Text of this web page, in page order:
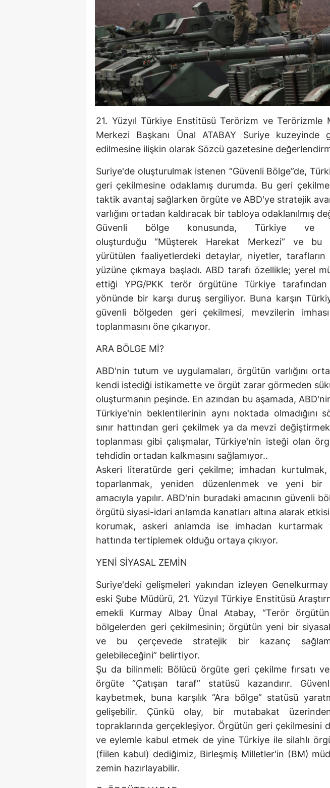
21. Yüzyıl Türkiye Enstitüsü Terörizm ve Terörizmle
Merkezi Başkanı Ünal ATABAY Suriye kuzeyinde
edilmesine ilişkin olarak Sözcü gazetesine
Suriye'de oluşturulmak istenen “Güvenli Bölge”de,
geri çekilmesine odaklamış durumda. Bu geri
taktik avantaj sağlarken örgüte ve ABD'ye stratejik
varlığını ortadan kaldıracak bir tabloya odaklanılmış
Güvenli bölge konusunda, Türkiye ve
oluşturduğu “Müşterek Harekat Merkezi” ve bu
yürütülen faaliyetlerdeki detaylar, niyetler,
yüzüne çıkmaya başladı. ABD tarafı özellikle; yerel
ettiği YPG/PKK terör örgütüne Türkiye
yönünde bir karşı duruş sergiliyor. Buna karşın
güvenli bölgeden geri çekilmesi, mevzilerin
toplanmasını öne çıkarıyor.
ARA BÖLGE Mİ?
ABD'nin tutum ve uygulamaları, örgütün varlığını
kendi istediği istikamette ve örgüt zarar görmeden
oluşturmanın peşinde. En azından bu aşamada,
Türkiye'nin beklentilerinin aynı noktada olmadığını
sınır hattından geri çekilmek ya da mevzi
toplanması gibi çalışmalar, Türkiye'nin isteği olan
tehdidin ortadan kalkmasını sağlamıyor..
Askeri literatürde geri çekilme; imhadan
toparlanmak, yeniden düzenlenmek ve yeni bir
amacıyla yapılır. ABD'nin buradaki amacının güvenli
örgütü siyasi-idari anlamda kanatları altına alarak
korumak, askeri anlamda ise imhadan
hattında tertiplemek olduğu ortaya çıkıyor.
YENİ SİYASAL ZEMİN
Suriye'deki gelişmeleri yakından izleyen
eski Şube Müdürü, 21. Yüzyıl Türkiye Enstitüsü
emekli Kurmay Albay Ünal Atabay, “Terör
bölgelerden geri çekilmesinin; örgütün yeni bir
ve bu çerçevede stratejik bir kazanç
gelebileceğini” belirtiyor.
Şu da bilinmeli: Bölücü örgüte geri çekilme fırsatı
örgüte “Çatışan taraf” statüsü kazandırır.
kaybetmek, buna karşılık “Ara bölge” statüsü
gelişebilir. Çünkü olay, bir mutabakat
topraklarında gerçekleşiyor. Örgütün geri çekilmesini
ve eylemle kabul etmek de yine Türkiye ile silahlı
(fiilen kabul) dediğimiz, Birleşmiş Milletler'in (BM)
zemin hazırlayabilir.